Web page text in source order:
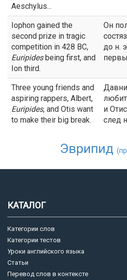
Aeschylus...
Iophon gained the
second prize in tragic
competition in 428 BC,
Euripidesbeing first, and
Ion third.
Он
до н.
Three young friends and
aspiring rappers, Albert,
Euripides, and Otis want
to make their big break.
и
след
Эврипид
КАТАЛОГ
Категории слов
Категории тестов
Уроки английского языка
Статьи
Перевод слов в контексте